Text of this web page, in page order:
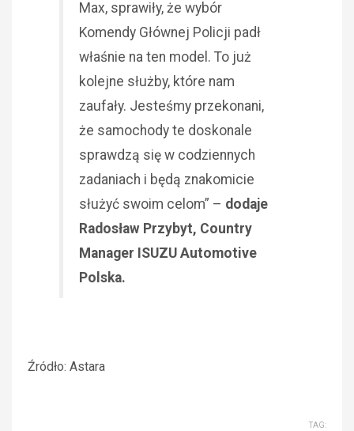
Max, sprawiły, że wybór
Komendy Głównej Policji padł
właśnie na ten model. To już
kolejne służby, które nam
zaufały. Jesteśmy przekonani,
że samochody te doskonale
sprawdzą się w codziennych
zadaniach i będą znakomicie
służyć swoim celom” – dodaje
Radosław Przybyt, Country
Manager ISUZU Automotive
Polska.
Źródło: Astara
TAG: